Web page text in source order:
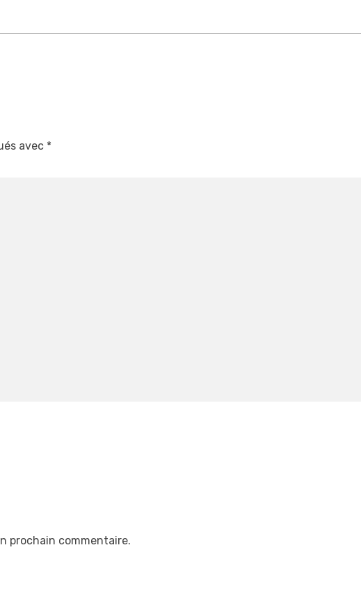
avec *
prochain commentaire.